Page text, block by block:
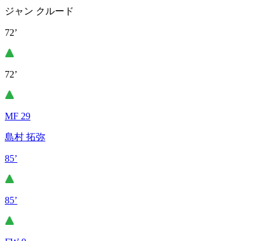
ジャン クルード
72’
72’
MF 29
島村 拓弥
85’
85’